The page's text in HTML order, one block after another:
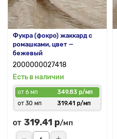
Фукра (фокро) жаккард с
ромашками, цвет —
бежевый
2000000027418
Есть в наличии
от 6 мп
349.83 р/мп
от 30 мп
319.41 р/мп
от 319.41 р/мп